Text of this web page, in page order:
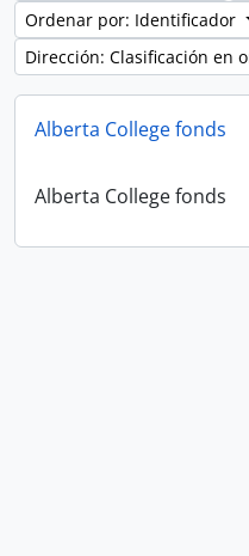
Ordenar por: Identificador
Dirección: Clasificación en
Alberta College fonds
Alberta College fonds